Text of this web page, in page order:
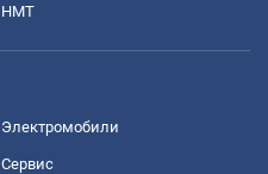
НМТ
Электромобили
Сервис